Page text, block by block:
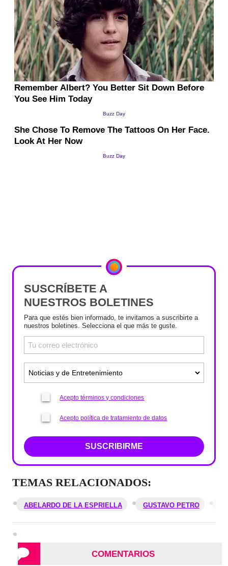
SUSCRÍBETE A
NUESTROS BOLETINES
Para que estés bien informado, te invitamos a suscribirte a
nuestros boletines. Selecciona el que más te guste.
Acepto términos y condiciones
Acepto política de tratamiento de datos
SUSCRIBIRME
TEMAS RELACIONADOS:
ABELARDO DE LA ESPRIELLA GUSTAVO PETRO
COMENTARIOS